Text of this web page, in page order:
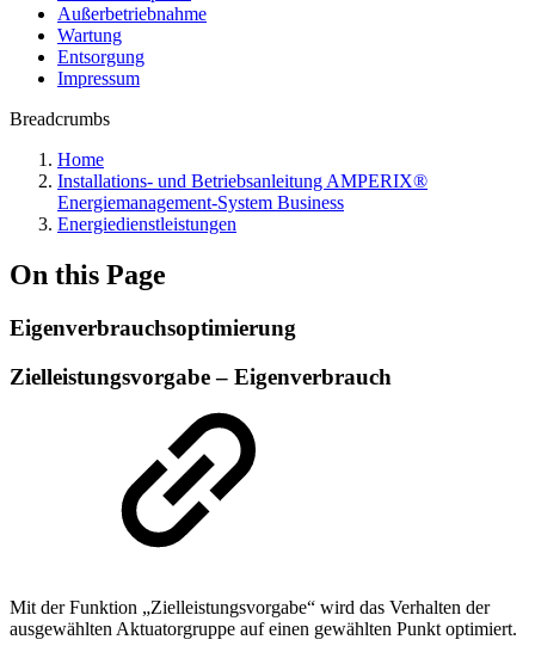
Außerbetriebnahme
Wartung
Entsorgung
Impressum
Breadcrumbs
Home
Installations- und Betriebsanleitung AMPERIX®
Energiemanagement-System Business
Energiedienstleistungen
On this Page
Eigenverbrauchsoptimierung
Zielleistungsvorgabe – Eigenverbrauch
Mit der Funktion „Zielleistungsvorgabe“ wird das Verhalten der
ausgewählten Aktuatorgruppe auf einen gewählten Punkt optimiert.